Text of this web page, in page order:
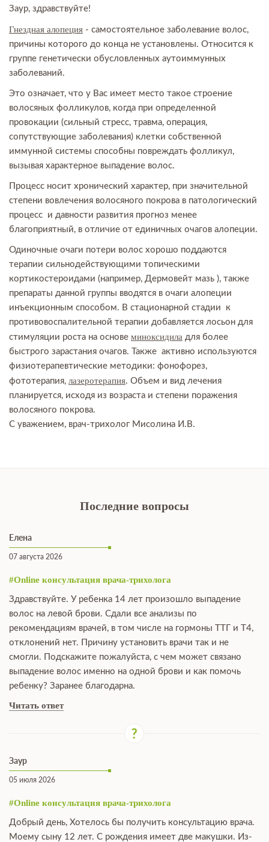
Заур, здравствуйте!
Гнездная алопеция - самостоятельное заболевание волос,
причины которого до конца не установлены. Относится к
группе генетически обусловленных аутоиммунных
заболеваний.
Это означает, что у Вас имеет место такое строение
волосяных фолликулов, когда при определенной
провокации (сильный стресс, травма, операция,
сопутствующие заболевания) клетки собственной
иммунной системы способны повреждать фолликул,
вызывая характерное выпадение волос.
Процесс носит хронический характер, при значительной
степени вовлечения волосяного покрова в патологический
процесс и давности развития прогноз менее
благоприятный, в отличие от единичных очагов алопеции.
Одиночные очаги потери волос хорошо поддаются
терапии сильнодействующими топическими
кортикостероидами (например, Дермовейт мазь ), также
препараты данной группы вводятся в очаги алопеции
инъекционным способом. В стационарной стадии к
противовоспалительной терапии добавляется лосьон для
стимуляции роста на основе миноксидила для более
быстрого зарастания очагов. Также активно используются
физиотерапевтические методики: фонофорез,
фототерапия, лазеротерапия. Объем и вид лечения
планируется, исходя из возраста и степени поражения
волосяного покрова.
С уважением, врач-трихолог Мисолина И.В.
Последние вопросы
Елена
07 августа 2026
#Online консультация врача-трихолога
Здравствуйте. У ребенка 14 лет произошло выпадение
волос на левой брови. Сдали все анализы по
рекомендациям врачей, в том числе на гормоны ТТГ и Т4,
отклонений нет. Причину установить врачи так и не
смогли. Подскажите пожалуйста, с чем может связано
выпадение волос именно на одной брови и как помочь
ребенку? Заранее благодарна.
Читать ответ
Заур
05 июля 2026
#Online консультация врача-трихолога
Добрый день, Хотелось бы получить консультацию врача.
Моему сыну 12 лет. С рождения имеет две макушки. Из-